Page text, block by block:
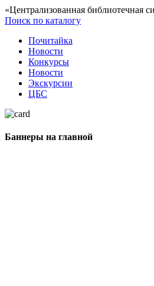
«Централизованная библиотечная
Поиск по каталогу
Почитайка
Новости
Конкурсы
Новости
Экскурсии
ЦБС
Баннеры на главной